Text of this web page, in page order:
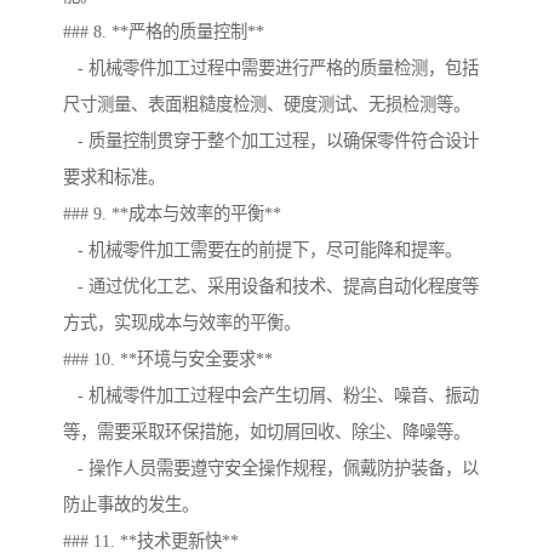
### 8. **严格的质量控制**
- 机械零件加工过程中需要进行严格的质量检测，包括
尺寸测量、表面粗糙度检测、硬度测试、无损检测等。
- 质量控制贯穿于整个加工过程，以确保零件符合设计
要求和标准。
### 9. **成本与效率的平衡**
- 机械零件加工需要在的前提下，尽可能降和提率。
- 通过优化工艺、采用设备和技术、提高自动化程度等
方式，实现成本与效率的平衡。
### 10. **环境与安全要求**
- 机械零件加工过程中会产生切屑、粉尘、噪音、振动
等，需要采取环保措施，如切屑回收、除尘、降噪等。
- 操作人员需要遵守安全操作规程，佩戴防护装备，以
防止事故的发生。
### 11. **技术更新快**